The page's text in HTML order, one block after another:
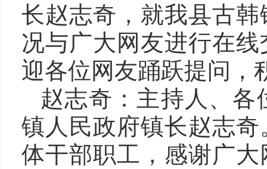
长赵志奇，就我县古
况与广大网友进行在
迎各位网友踊跃提问，
赵志奇：主持人、
镇人民政府镇长赵志
体干部职工，感谢广